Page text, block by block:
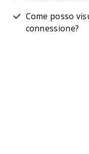
Come posso
connessione?